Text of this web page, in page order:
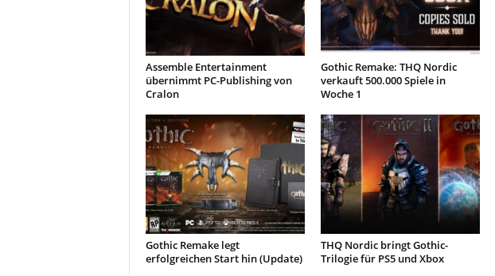
Assemble Entertainment
übernimmt PC-Publishing von
Cralon
Gothic Remake: THQ Nordic
verkauft 500.000 Spiele in
Woche 1
Gothic Remake legt
erfolgreichen Start hin (Update)
THQ Nordic bringt Gothic-
Trilogie für PS5 und Xbox